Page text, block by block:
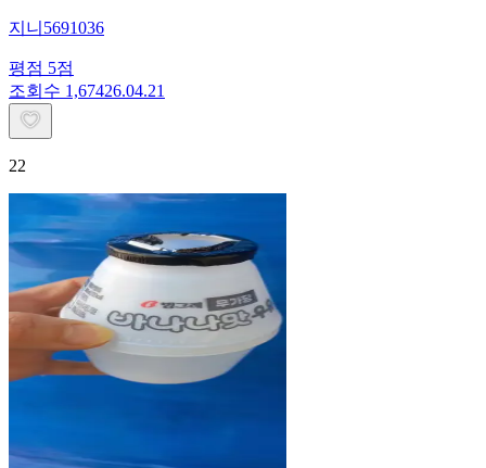
지니5691036
평점 5점
조회수 1,67426.04.21
22